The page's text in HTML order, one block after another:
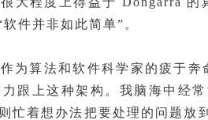
件并非如此简单”。
为算法和软件科学家的疲于
跟上这种架构。我脑海中经
忙着想办法把要处理的问题放